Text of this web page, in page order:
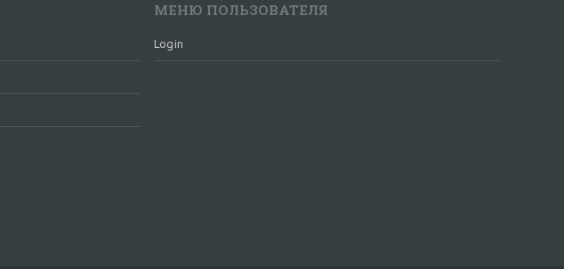
МЕНЮ ПОЛЬЗОВАТЕЛЯ
Login